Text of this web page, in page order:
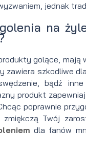
jednak
na
golące,
zawiera szkodliwe
bądź
produkt
poprawnie
zmiękczą Twój
dla fanów